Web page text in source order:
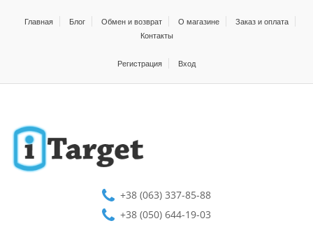
Главная Блог Обмен и возврат О магазине
Заказ и оплата
Контакты
Регистрация Вход
+38 (063) 337-85-88
+38 (050) 644-19-03